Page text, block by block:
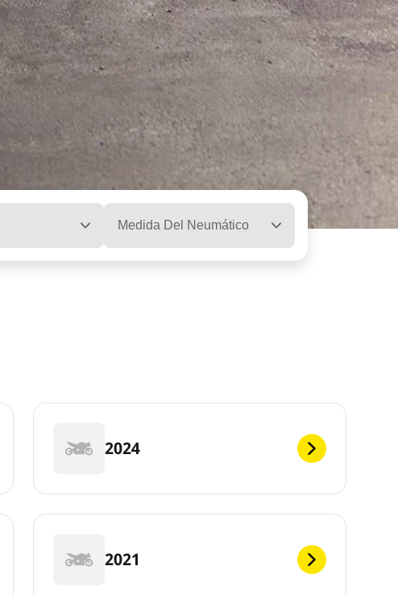
Medida Del Neumático
2024
2021